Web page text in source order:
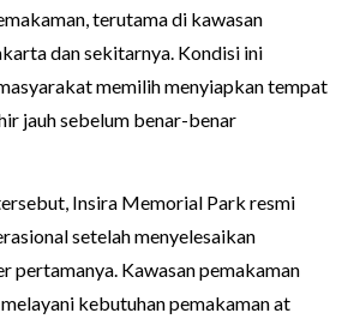
terutama di kawasan
dan sekitarnya. Kondisi ini
memilih menyiapkan tempat
jauh sebelum benar-benar
Insira Memorial Park resmi
setelah menyelesaikan
pertamanya. Kawasan pemakaman
kebutuhan pemakaman at